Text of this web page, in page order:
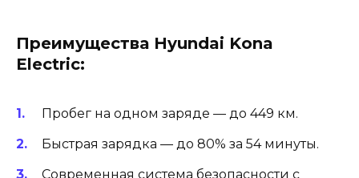
Преимущества Hyundai Kona
Electric:
Пробег на одном заряде — до 449 км.
Быстрая зарядка — до 80% за 54 минуты.
Современная система безопасности с